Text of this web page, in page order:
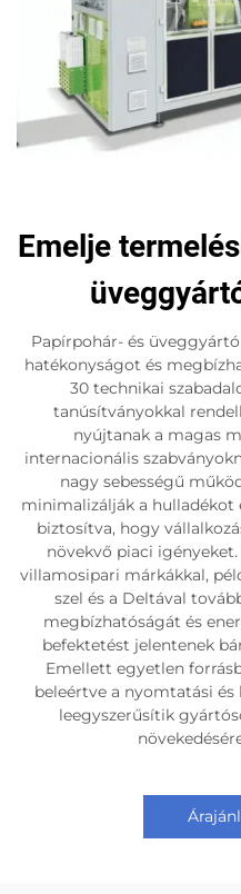
Emelje
Papírpohár- és
hatékonyságot és
30 technikai
tanúsítványokkal
nyújtanak a magas
internacionális
nagy sebességű
minimalizálják a hulladékot
biztosítva, hogy
növekvő piaci
villamosipari márkákkal,
szel és a Deltával
megbízhatóságát és
befektetést jelentenek
Emellett egyetlen
beleértve a nyomtatási
leegyszerűsítik